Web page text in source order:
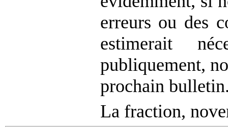
erreurs ou des
estimerait
publiquement,
prochain
La fraction,